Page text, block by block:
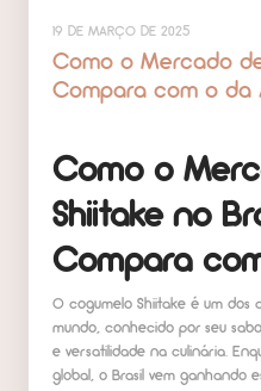
19 DE MARÇO DE 2025
Como o Mercado
Compara com o da
Como o
Shiitake no
Compara
O cogumelo Shiitake é um dos
mundo, conhecido por seu
e versatilidade na culinária.
global, o Brasil vem ganhando